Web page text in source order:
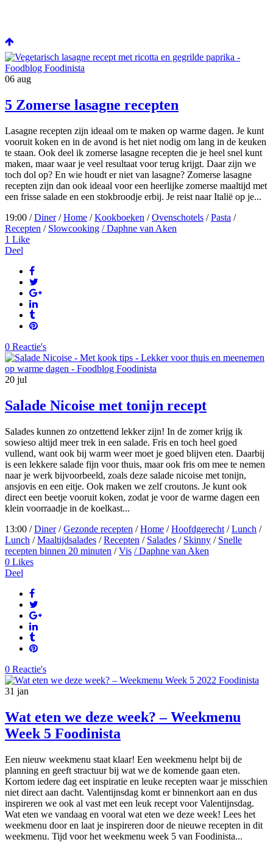
06 aug
5 Zomerse lasagne recepten
Lasagne recepten zijn ideaal om te maken op warme dagen. Je kunt
vooruit koken en in de avond is het niet nodig om lang in de keuken
te staan. Ook deel ik zomerse lasagne recepten die je heel snel kunt
maken, maar waar je veel resultaat voor terug krijgt. Daar zijn we
toch dol op? En wie houdt er niet van lasagne? Zomerse lasagne
recepten zijn dan ook ideaal voor een heerlijke zomerse maaltijd met
een frisse salade en een stokbroodje erbij. Je reist naar Italië op je...
19:00 /Diner/Home /Kookboeken /Ovenschotels /Pasta /
Recepten / Slowcooking / Daphne van Aken
1 Like
Deel
0 Reactie's
20 jul
Salade Nicoise met tonijn recept
Salades kunnen zo ontzettend lekker zijn! In de zomer krijg ik
sowieso altijd meer trek in een salade. Fris en toch heel goed
vullend, want ook bij warm weer moet je goed blijven eten. Daarbij
is een lekkere salade fijn voor thuis, maar ook fris om mee te nemen
naar je werk bijvoorbeeld, zoals deze salade nicoise met tonijn,
ansjovis en een eitje. Ook maken we zelf croutons. Je kunt ook
direct een beetje vooruit koken, zodat je voor de warme dagen een
klein voorraadje in de koelkast...
13:00 /Diner/Gezonde recepten /Home /Hoofdgerecht /Lunch /
Lunch /Maaltijdsalades /Recepten / Salades / Skinny / Snelle
recepten binnen 20 minuten /Vis / Daphne van Aken
0 Likes
Deel
0 Reactie's
31 jan
Wat eten we deze week? – Weekmenu
Week 5 Foodinista
Een nieuw weekmenu staat klaar! Een weekmenu helpt bij de
planning en geeft stractuur bij wat we de komende gaan eten.
Kortom iedere dag eet inspiratie en leuke recepten waar je misschien
niet direct aan dacht. Valentijnsdag komt er binnenkort aan en dus
inspireren we ook al vast met een leuk recept voor Valentijnsdag.
Wat eten we vandaag en vooral wat eten we deze week! Lees het
weekmenu door en laat je inspireren door de nieuwe recepten in dit
weekmenu. Tijd voor het weekmenu week 5 van Foodinista...